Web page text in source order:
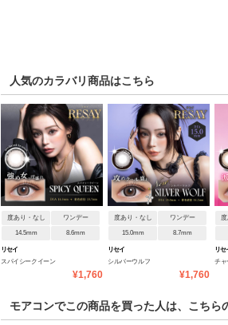
人気のカラバリ商品はこちら
度あり・なし ワンデー
14.5mm 8.6mm
リセイ
スパイシークイーン
¥1,760
度あり・なし ワンデー
15.0mm 8.7mm
リセイ
シルバーウルフ
¥1,760
リセ
チャ
モアコンでこの商品を買った人は、こちら